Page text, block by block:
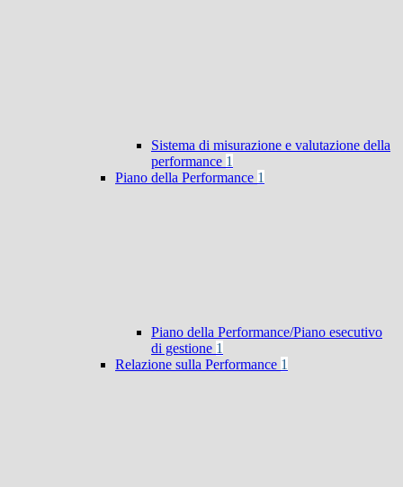
Sistema di misurazione e valutazione della
performance 1
Piano della Performance 1
Piano della Performance/Piano esecutivo
di gestione 1
Relazione sulla Performance 1